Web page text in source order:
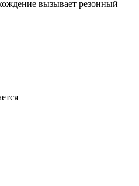
вызывает резонный